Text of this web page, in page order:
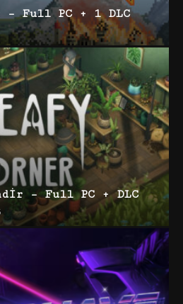
Full PC + 1 DLC
– Full PC + DLC